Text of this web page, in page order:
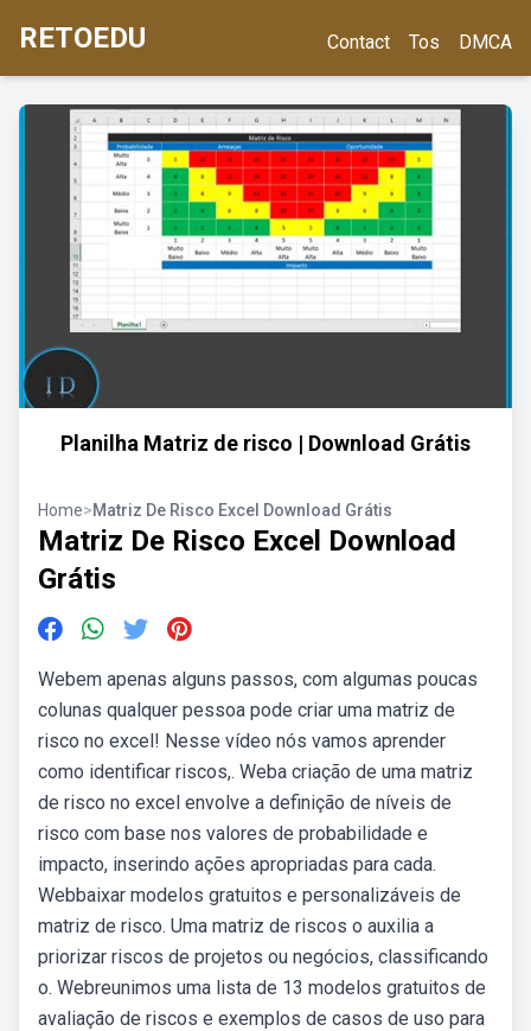
RETOEDU Contact Tos DMCA
Planilha Matriz de risco | Download Grátis
Home>Matriz De Risco Excel Download Grátis
Matriz De Risco Excel Download
Grátis
Webem apenas alguns passos, com algumas poucas
colunas qualquer pessoa pode criar uma matriz de
risco no excel! Nesse vídeo nós vamos aprender
como identificar riscos,. Weba criação de uma matriz
de risco no excel envolve a definição de níveis de
risco com base nos valores de probabilidade e
impacto, inserindo ações apropriadas para cada.
Webbaixar modelos gratuitos e personalizáveis de
matriz de risco. Uma matriz de riscos o auxilia a
priorizar riscos de projetos ou negócios, classificando
o. Webreunimos uma lista de 13 modelos gratuitos de
avaliação de riscos e exemplos de casos de uso para